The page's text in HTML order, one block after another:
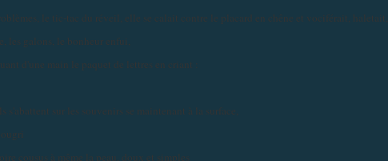
le tic-tac du réveil, elle se calait contre le placard en chêne et vociférait, haletait,
les galons, le bonheur enfui,
d'une main le paquet de lettres en criant :
s'abattent sur les souvenirs se maintenant à la surface,
cousus à même la peau, doux et simples